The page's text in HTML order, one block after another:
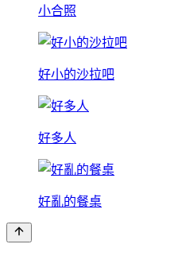
小合照
好小的沙拉吧
好多人
好亂的餐桌